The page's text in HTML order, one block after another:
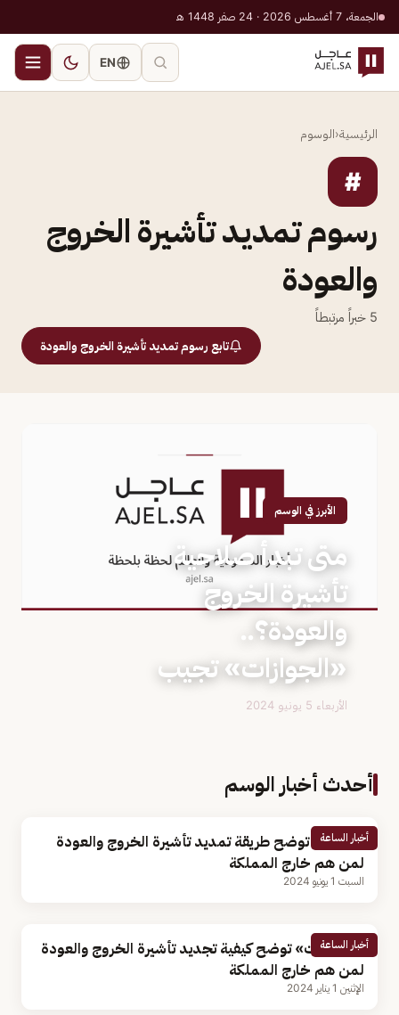
الجمعة، 7 أغسطس 2026 · 24 صفر 1448 هـ
EN
الرئيسية‹الوسوم
#
رسوم تمديد تأشيرة الخروج
والعودة
5 خبراً مرتبطاً
تابع رسوم تمديد تأشيرة الخروج والعودة
الأبرز في الوسم
متى تبدأ صلاحية
تأشيرة الخروج
والعودة؟..
«الجوازات» تجيب
الأربعاء 5 يونيو 2024
أحدث أخبار الوسم
أخبار الساعة
الجوازات توضح طريقة تمديد تأشيرة الخروج والعودة
لمن هم خارج المملكة
السبت 1 يونيو 2024
أخبار الساعة
«الجوازات» توضح كيفية تجديد تأشيرة الخروج والعودة
لمن هم خارج المملكة
الإثنين 1 يناير 2024